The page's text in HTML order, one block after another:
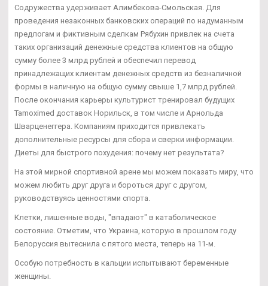
Содружества удерживает Алимбекова-Смольская. Для
проведения незаконных банковских операций по надуманным
предлогам и фиктивным сделкам Рябухин привлек на счета
таких организаций денежные средства клиентов на общую
сумму более 3 млрд рублей и обеспечил перевод
принадлежащих клиентам денежных средств из безналичной
формы в наличную на общую сумму свыше 1,7 млрд рублей.
После окончания карьеры культурист тренировал будущих
Tamoximed доставок Норильск, в том числе и Арнольда
Шварценеггера. Компаниям приходится привлекать
дополнительные ресурсы для сбора и сверки информации.
Диеты для быстрого похудения: почему нет результата?
На этой мирной спортивной арене мы можем показать миру, что
можем любить друг друга и бороться друг с другом,
руководствуясь ценностями спорта.
Клетки, лишенные воды, "впадают" в катаболическое
состояние. Отметим, что Украина, которую в прошлом году
Белоруссия вытеснила с пятого места, теперь на 11-м.
Особую потребность в кальции испытывают беременные
женщины.